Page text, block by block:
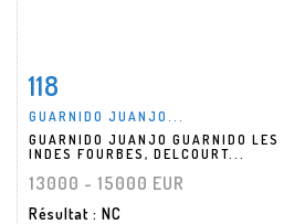
Fiche détaillée
118
GUARNIDO JUANJO...
GUARNIDO JUANJO GUARNIDO LES
INDES FOURBES, DELCOURT...
13000 - 15000 EUR
Résultat : NC